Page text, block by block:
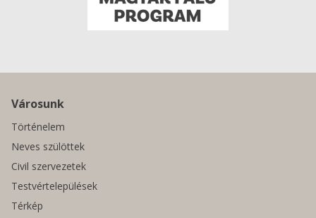
Városunk
Történelem
Neves szülöttek
Civil szervezetek
Testvértelepülések
Térkép